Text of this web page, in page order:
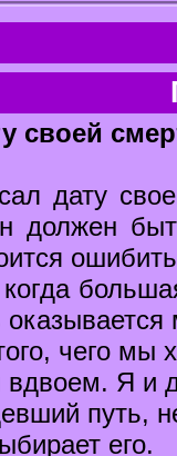
своей
дату
должен
чего мы
Я и
путь,
его.